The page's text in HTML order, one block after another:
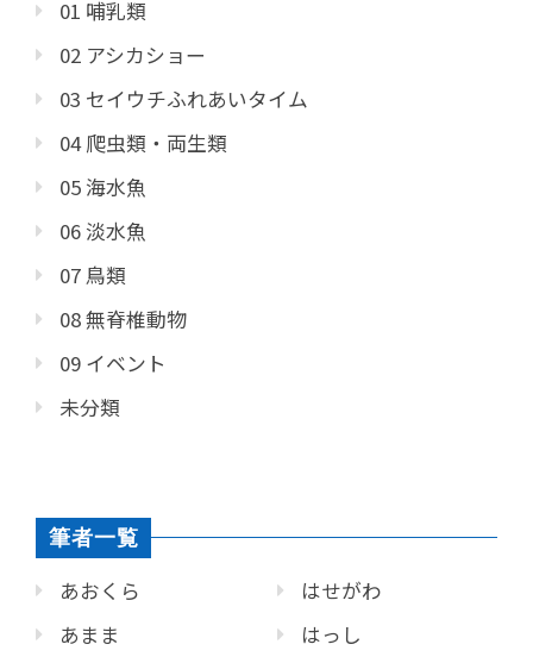
01 哺乳類
02 アシカショー
03 セイウチふれあいタイム
04 爬虫類・両生類
05 海水魚
06 淡水魚
07 鳥類
08 無脊椎動物
09 イベント
未分類
筆者一覧
あおくら
あまま
はせがわ
はっし